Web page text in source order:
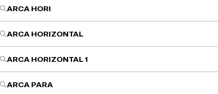
ARCA HORI
ARCA HORIZONTAL
ARCA HORIZONTAL 1
ARCA PARA